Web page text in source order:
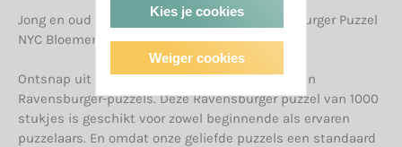
Jong en oud zullen genieten van deze Ravensburger Puzzel
NYC Bloemenspektakel met 1000 stukjes.
Ontsnap uit de realiteit en stap in de wereld van
Ravensburger-puzzels. Deze Ravensburger puzzel van 1000
stukjes is geschikt voor zowel beginnende als ervaren
puzzelaars. En omdat onze geliefde puzzels een standaard
Kies je cookies
Weiger cookies